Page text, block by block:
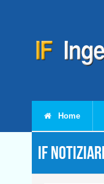
Home
IF Notiziari